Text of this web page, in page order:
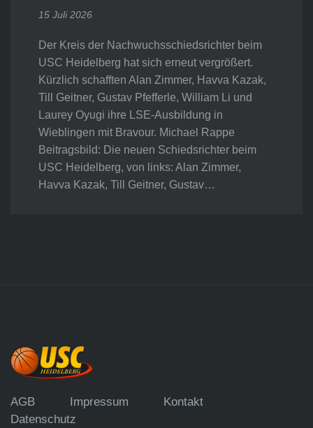
15 Juli 2026
Der Kreis der Nachwuchsschiedsrichter beim
USC Heidelberg hat sich erneut vergrößert.
Kürzlich schafften Alan Zimmer, Havva Kazak,
Till Geitner, Gustav Pfefferle, William Li und
Laurey Oyugi ihre LSE-Ausbildung in
Wieblingen mit Bravour. Michael Rappe
Beitragsbild: Die neuen Schiedsrichter beim
USC Heidelberg, von links: Alan Zimmer,
Havva Kazak, Till Geitner, Gustav…
AGB Impressum
Kontakt
Datenschutz